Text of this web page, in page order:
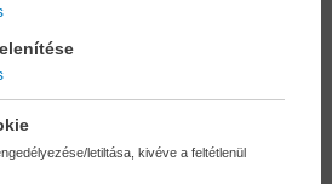
letiltása, kivéve a feltétlenül